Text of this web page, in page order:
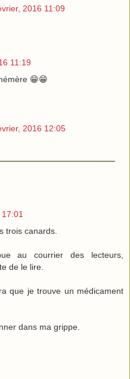
2016 11:09
11:19
😁😁
2016 12:05
trois canards.
au courrier des lecteurs,
de le lire.
que je trouve un médicament
dans ma grippe.